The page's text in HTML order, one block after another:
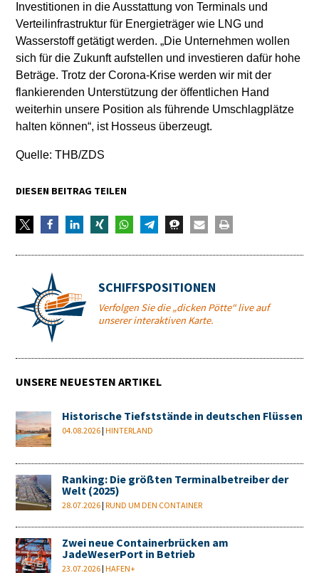
Investitionen in die Ausstattung von Terminals und
Verteilinfrastruktur für Energieträger wie LNG und
Wasserstoff getätigt werden. „Die Unternehmen wollen
sich für die Zukunft aufstellen und investieren dafür hohe
Beträge. Trotz der Corona-Krise werden wir mit der
flankierenden Unterstützung der öffentlichen Hand
weiterhin unsere Position als führende Umschlagplätze
halten können“, ist Hosseus überzeugt.
Quelle: THB/ZDS
DIESEN BEITRAG TEILEN
SCHIFFSPOSITIONEN
Verfolgen Sie die „dicken Pötte“ live auf
unserer interaktiven Karte.
UNSERE NEUESTEN ARTIKEL
Historische Tiefststände in deutschen Flüssen
04.08.2026 |HINTERLAND
Ranking: Die größten Terminalbetreiber der
Welt (2025)
28.07.2026 |RUND UM DEN CONTAINER
Zwei neue Containerbrücken am
JadeWeserPort in Betrieb
23.07.2026 |HAFEN+